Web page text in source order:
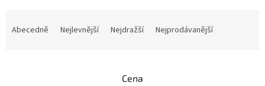
Abecedně Nejlevnější Nejdražší Nejprodávanější
Cena